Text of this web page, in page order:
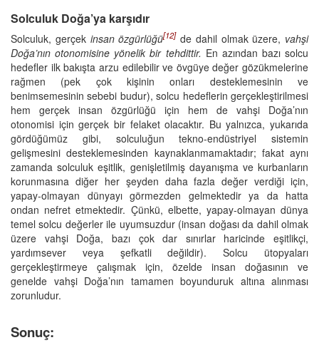
Solculuk Doğa’ya karşıdır
Solculuk, gerçek insan özgürlüğü[12]de dahil olmak üzere, vahşi
Doğa’nın otonomisine yönelik bir tehdittir. En azından bazı solcu
hedefler ilk bakışta arzu edilebilir ve övgüye değer gözükmelerine
rağmen (pek çok kişinin onları desteklemesinin ve
benimsemesinin sebebi budur), solcu hedeflerin gerçekleştirilmesi
hem gerçek insan özgürlüğü için hem de vahşi Doğa’nın
otonomisi için gerçek bir felaket olacaktır. Bu yalnızca, yukarıda
gördüğümüz gibi, solculuğun tekno-endüstriyel sistemin
gelişmesini desteklemesinden kaynaklanmamaktadır; fakat aynı
zamanda solculuk eşitlik, genişletilmiş dayanışma ve kurbanların
korunmasına diğer her şeyden daha fazla değer verdiği için,
yapay-olmayan dünyayı görmezden gelmektedir ya da hatta
ondan nefret etmektedir. Çünkü, elbette, yapay-olmayan dünya
temel solcu değerler ile uyumsuzdur (insan doğası da dahil olmak
üzere vahşi Doğa, bazı çok dar sınırlar haricinde eşitlikçi,
yardımsever veya şefkatli değildir). Solcu ütopyaları
gerçekleştirmeye çalışmak için, özelde insan doğasının ve
genelde vahşi Doğa’nın tamamen boyunduruk altına alınması
zorunludur.
Sonuç: